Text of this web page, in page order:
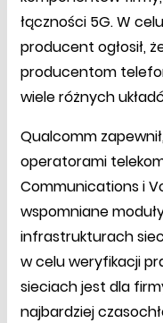
łączności 5G. W
producent ogłosił,
producentom
wiele różnych
Qualcomm
operatorami
Communications i
wspomniane
infrastrukturach
w celu weryfikacji
sieciach jest dla
najbardziej